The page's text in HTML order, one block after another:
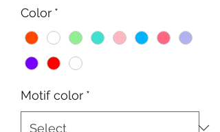
Color *
Motif color *